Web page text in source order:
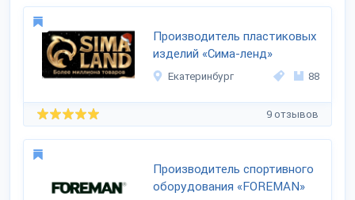
Производитель пластиковых
изделий «Сима-ленд»
Екатеринбург 88
9 отзывов
Производитель спортивного
оборудования «FOREMAN»